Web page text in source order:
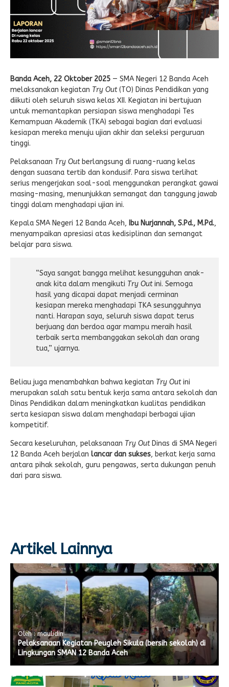
Banda Aceh, 22 Oktober 2025 — SMA Negeri 12 Banda Aceh
melaksanakan kegiatan Try Out(TO) Dinas Pendidikan yang
diikuti oleh seluruh siswa kelas XII. Kegiatan ini bertujuan
untuk memantapkan persiapan siswa menghadapi Tes
Kemampuan Akademik (TKA) sebagai bagian dari evaluasi
kesiapan mereka menuju ujian akhir dan seleksi perguruan
tinggi.
Pelaksanaan Try Outberlangsung di ruang-ruang kelas
dengan suasana tertib dan kondusif. Para siswa terlihat
serius mengerjakan soal-soal menggunakan perangkat gawai
masing-masing, menunjukkan semangat dan tanggung jawab
tinggi dalam menghadapi ujian ini.
Kepala SMA Negeri 12 Banda Aceh, Ibu Nurjannah, S.Pd., M.Pd.,
menyampaikan apresiasi atas kedisiplinan dan semangat
belajar para siswa.
“Saya sangat bangga melihat kesungguhan anak-
anak kita dalam mengikuti Try Outini. Semoga
hasil yang dicapai dapat menjadi cerminan
kesiapan mereka menghadapi TKA sesungguhnya
nanti. Harapan saya, seluruh siswa dapat terus
berjuang dan berdoa agar mampu meraih hasil
terbaik serta membanggakan sekolah dan orang
tua,” ujarnya.
Beliau juga menambahkan bahwa kegiatan Try Outini
merupakan salah satu bentuk kerja sama antara sekolah dan
Dinas Pendidikan dalam meningkatkan kualitas pendidikan
serta kesiapan siswa dalam menghadapi berbagai ujian
kompetitif.
Secara keseluruhan, pelaksanaan Try OutDinas di SMA Negeri
12 Banda Aceh berjalan lancar dan sukses, berkat kerja sama
antara pihak sekolah, guru pengawas, serta dukungan penuh
dari para siswa.
Artikel Lainnya
Oleh : maulidin
Pelaksanaan Kegiatan Peugleh Sikula (bersih sekolah) di
Lingkungan SMAN 12 Banda Aceh